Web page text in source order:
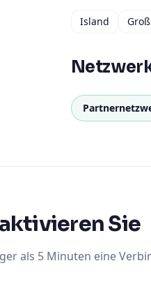
Island
Sie
als 5 Minuten eine